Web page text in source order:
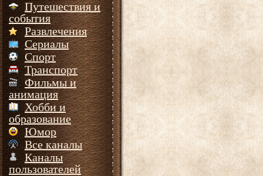
Путешествия и
события
Развлечения
Сериалы
Спорт
Транспорт
Фильмы и
анимация
Хобби и
образование
Юмор
Все каналы
Каналы
пользователей